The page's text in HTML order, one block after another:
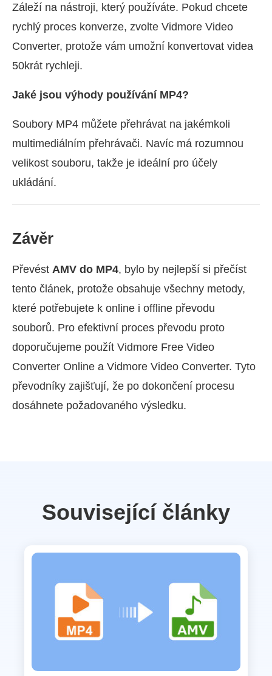
Záleží na nástroji, který používáte. Pokud chcete
rychlý proces konverze, zvolte Vidmore Video
Converter, protože vám umožní konvertovat videa
50krát rychleji.
Jaké jsou výhody používání MP4?
Soubory MP4 můžete přehrávat na jakémkoli
multimediálním přehrávači. Navíc má rozumnou
velikost souboru, takže je ideální pro účely
ukládání.
Závěr
Převést AMV do MP4, bylo by nejlepší si přečíst
tento článek, protože obsahuje všechny metody,
které potřebujete k online i offline převodu
souborů. Pro efektivní proces převodu proto
doporučujeme použít Vidmore Free Video
Converter Online a Vidmore Video Converter. Tyto
převodníky zajišťují, že po dokončení procesu
dosáhnete požadovaného výsledku.
Související články